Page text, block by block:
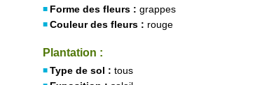
Forme des fleurs : grappes
Couleur des fleurs : rouge
Plantation :
Type de sol : tous